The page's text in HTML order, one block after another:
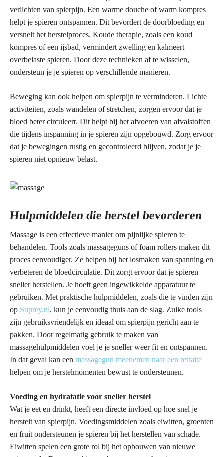
verlichten van spierpijn. Een warme douche of warm kompres
helpt je spieren ontspannen. Dit bevordert de doorbloeding en
versnelt het herstelproces. Koude therapie, zoals een koud
kompres of een ijsbad, vermindert zwelling en kalmeert
overbelaste spieren. Door deze technieken af te wisselen,
ondersteun je je spieren op verschillende manieren.
Beweging kan ook helpen om spierpijn te verminderen. Lichte
activiteiten, zoals wandelen of stretchen, zorgen ervoor dat je
bloed beter circuleert. Dit helpt bij het afvoeren van afvalstoffen
die tijdens inspanning in je spieren zijn opgebouwd. Zorg ervoor
dat je bewegingen rustig en gecontroleerd blijven, zodat je je
spieren niet opnieuw belast.
Hulpmiddelen die herstel bevorderen
Massage is een effectieve manier om pijnlijke spieren te
behandelen. Tools zoals massageguns of foam rollers maken dit
proces eenvoudiger. Ze helpen bij het losmaken van spanning en
verbeteren de bloedcirculatie. Dit zorgt ervoor dat je spieren
sneller herstellen. Je hoeft geen ingewikkelde apparatuur te
gebruiken. Met praktische hulpmiddelen, zoals die te vinden zijn
op Suprey.nl, kun je eenvoudig thuis aan de slag. Zulke tools
zijn gebruiksvriendelijk en ideaal om spierpijn gericht aan te
pakken. Door regelmatig gebruik te maken van
massagehulpmiddelen voel je je sneller weer fit en ontspannen.
In dat geval kan een massagegun meenemen naar een retraite
helpen om je herstelmomenten bewust te ondersteunen.
Voeding en hydratatie voor sneller herstel
Wat je eet en drinkt, heeft een directe invloed op hoe snel je
herstelt van spierpijn. Voedingsmiddelen zoals eiwitten, groenten
en fruit ondersteunen je spieren bij het herstellen van schade.
Eiwitten spelen een grote rol bij het opbouwen van nieuwe